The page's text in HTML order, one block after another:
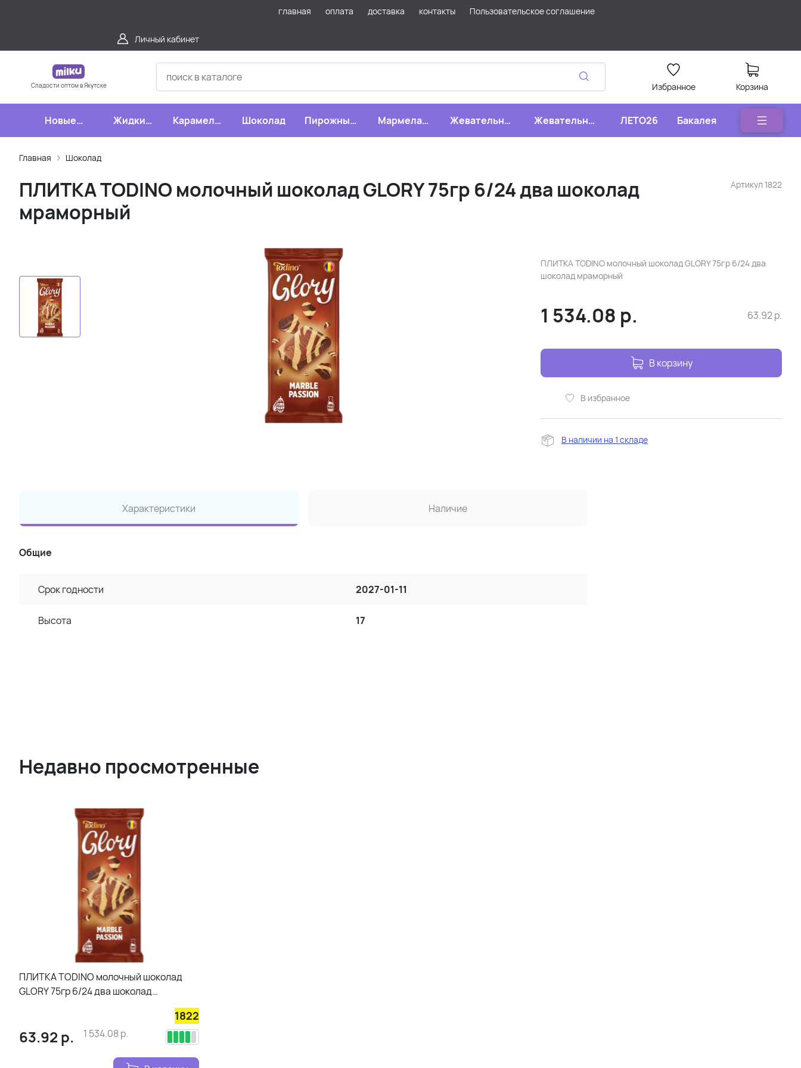
главная оплата доставка контакты Пользовательское соглашение
Личный кабинет
Сладости оптом в Якутске Избранное Корзина
Новые
поступления
Жидкие
конфеты
Карамель,
леденцы,
Шоколад
Пирожные,
бисквиты,
Мармелад,
зефир,
Жевательная
резинка
Жевательные
конфеты
ЛЕТО26 Бакалея
Главная Шоколад
Артикул 1822
ПЛИТКА TODINO молочный шоколад GLORY 75гр 6/24 два шоколад
мраморный
ПЛИТКА TODINO молочный шоколад GLORY 75гр 6/24 два
шоколад мраморный
1 534.08 р. 63.92р.
В корзину
В избранное
В наличии на 1 складе
Характеристики Наличие
Общие
Срок годности 2027-01-11
Высота 17
Недавно просмотренные
ПЛИТКА TODINO молочный шоколад
GLORY 75гр 6/24 два шоколад
1822
63.92 р. 1 534.08р.